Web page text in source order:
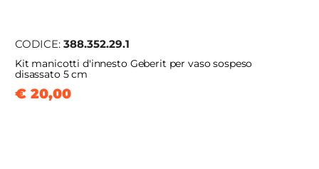
CODICE: 388.352.29.1
Kit manicotti d'innesto Geberit per vaso sospeso
disassato 5 cm
€ 20,00